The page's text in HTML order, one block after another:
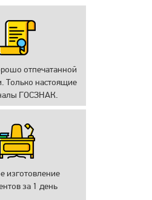
отпечатанной
Только настоящие
ГОСЗНАК.
изготовление
за 1 день